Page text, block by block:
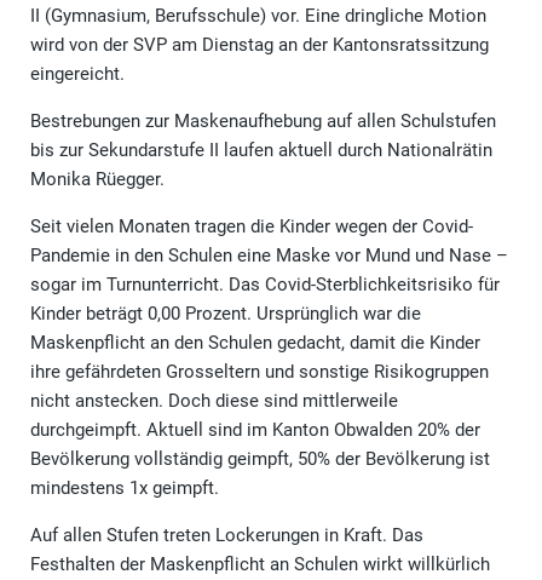
II (Gymnasium, Berufsschule) vor. Eine dringliche Motion
wird von der SVP am Dienstag an der Kantonsratssitzung
eingereicht.
Bestrebungen zur Maskenaufhebung auf allen Schulstufen
bis zur Sekundarstufe II laufen aktuell durch Nationalrätin
Monika Rüegger.
Seit vielen Monaten tragen die Kinder wegen der Covid-
Pandemie in den Schulen eine Maske vor Mund und Nase –
sogar im Turnunterricht. Das Covid-Sterblichkeitsrisiko für
Kinder beträgt 0,00 Prozent. Ursprünglich war die
Maskenpflicht an den Schulen gedacht, damit die Kinder
ihre gefährdeten Grosseltern und sonstige Risikogruppen
nicht anstecken. Doch diese sind mittlerweile
durchgeimpft. Aktuell sind im Kanton Obwalden 20% der
Bevölkerung vollständig geimpft, 50% der Bevölkerung ist
mindestens 1x geimpft.
Auf allen Stufen treten Lockerungen in Kraft. Das
Festhalten der Maskenpflicht an Schulen wirkt willkürlich